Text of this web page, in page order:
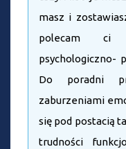
masz i
polecam ci
psychologiczno-
Do poradni
zaburzeniami
się pod postacią
trudności